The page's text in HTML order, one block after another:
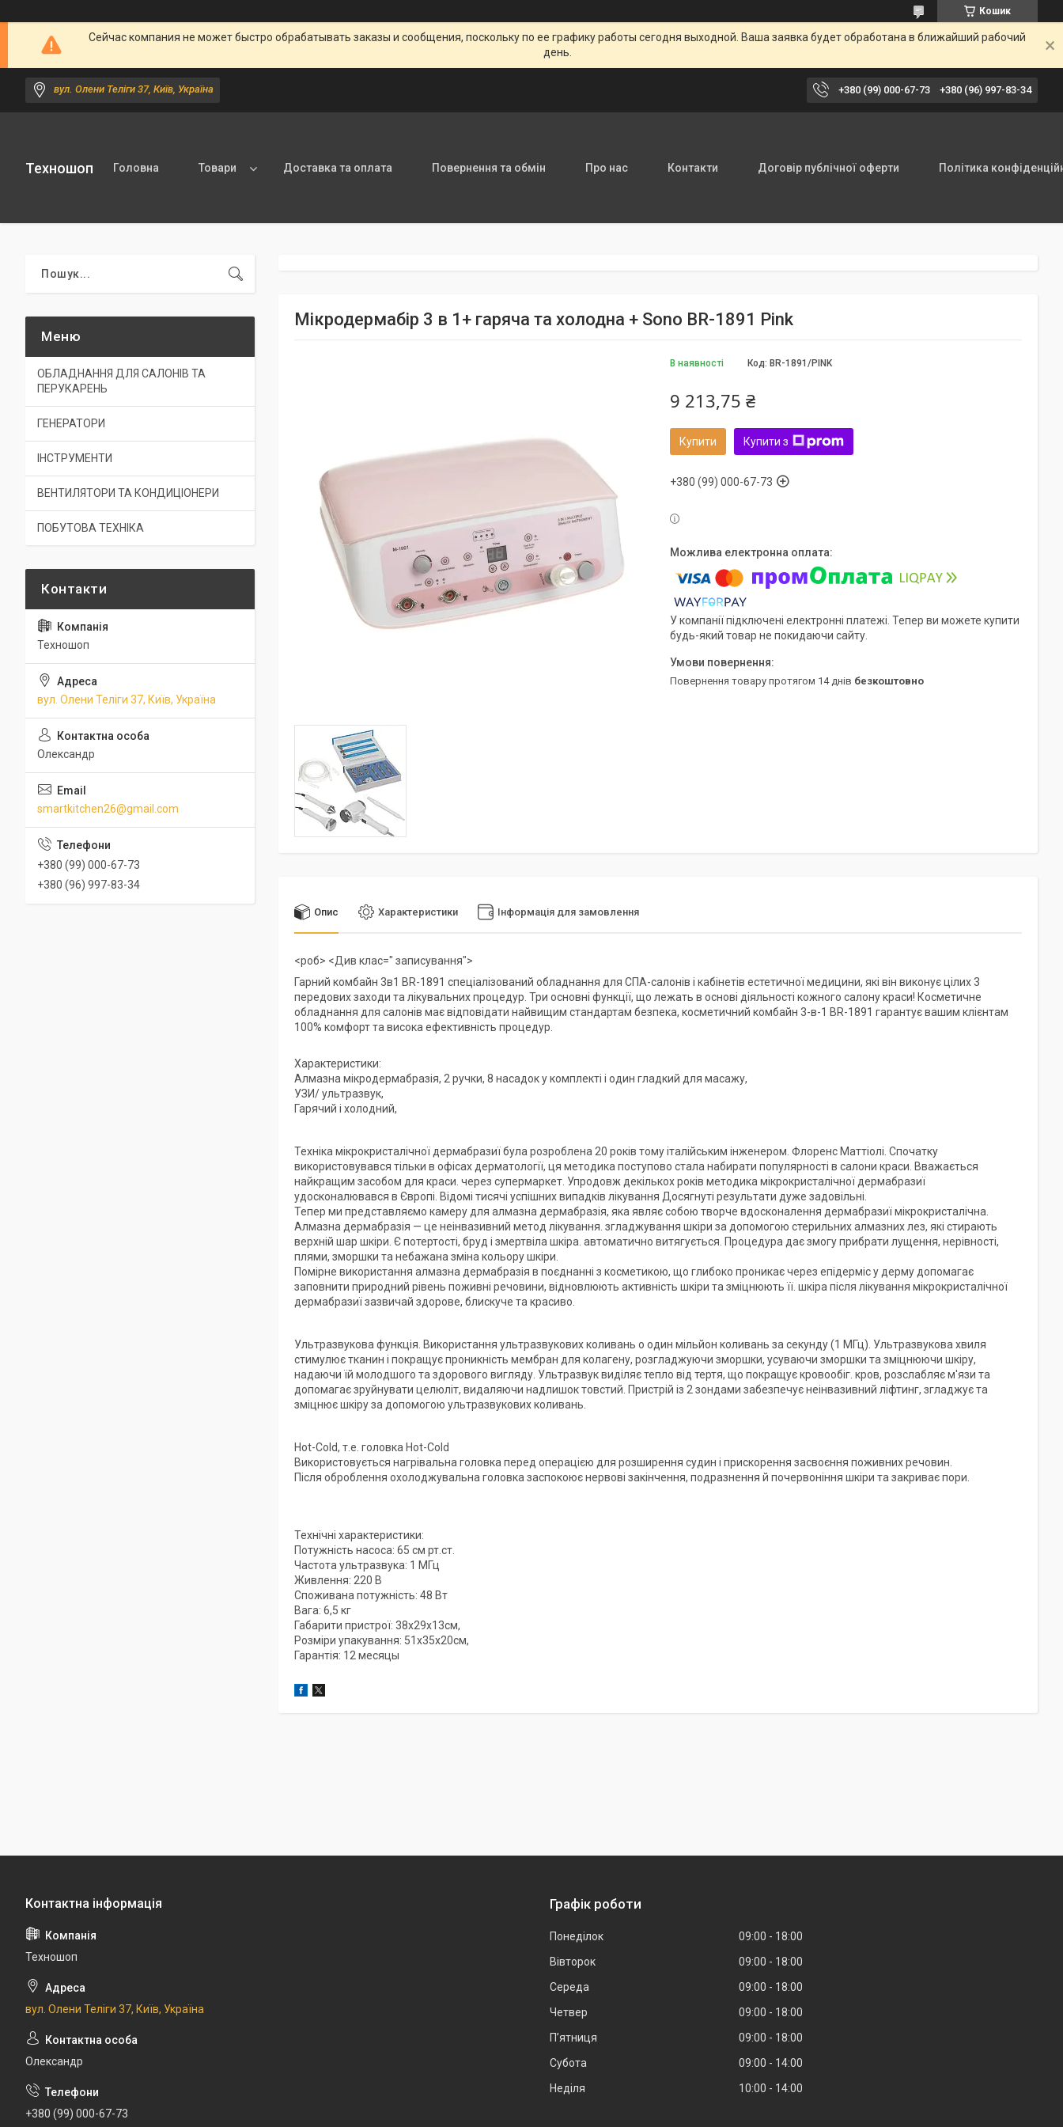
Кошик
Сейчас компания не может быстро обрабатывать заказы и сообщения, поскольку по ее графику работы сегодня выходной. Ваша заявка будет обработана в ближайший рабочий
день.
вул. Олени Теліги 37, Київ, Україна +380 (99) 000-67-73 +380 (96) 997-83-34
Техношоп Головна Товари Доставка та оплата Повернення та обмін Про нас Контакти Договір публічної оферти Політика
Мікродермабір 3 в 1+ гаряча та холодна + Sono BR-1891 Pink
В наявності Код: BR-1891/PINK
9 213,75 ₴
Купити Купити з
+380 (99) 000-67-73
У компанії підключені електронні платежі. Тепер ви можете купити
будь-який товар не покидаючи сайту.
повернення товару протягом 14 днів безкоштовно
Опис Характеристики Інформація для замовлення
<роб> <Див клас=" записування">
Гарний комбайн 3в1 BR-1891 спеціалізований обладнання для СПА-салонів і кабінетів естетичної медицини, які він виконує цілих 3
передових заходи та лікувальних процедур. Три основні функції, що лежать в основі діяльності кожного салону краси! Косметичне
обладнання для салонів має відповідати найвищим стандартам безпека, косметичний комбайн 3-в-1 BR-1891 гарантує вашим клієнтам
100% комфорт та висока ефективність процедур.
Характеристики:
Алмазна мікродермабразія, 2 ручки, 8 насадок у комплекті і один гладкий для масажу,
УЗИ/ ультразвук,
Гарячий і холодний,
Техніка мікрокристалічної дермабразиї була розроблена 20 років тому італійським інженером. Флоренс Маттіолі. Спочатку
використовувався тільки в офісах дерматології, ця методика поступово стала набирати популярності в салони краси. Вважається
найкращим засобом для краси. через супермаркет. Упродовж декількох років методика мікрокристалічної дермабразиї
удосконалювався в Європі. Відомі тисячі успішних випадків лікування Досягнуті результати дуже задовільні.
Тепер ми представляємо камеру для алмазна дермабразія, яка являє собою творче вдосконалення дермабразиї мікрокристалічна.
Алмазна дермабразія — це неінвазивний метод лікування. згладжування шкіри за допомогою стерильних алмазних лез, які стирають
верхній шар шкіри. Є потертості, бруд і змертвіла шкіра. автоматично витягується. Процедура дає змогу прибрати лущення, нерівності,
плями, зморшки та небажана зміна кольору шкіри.
Помірне використання алмазна дермабразія в поєднанні з косметикою, що глибоко проникає через епідерміс у дерму допомагає
заповнити природний рівень поживні речовини, відновлюють активність шкіри та зміцнюють її. шкіра після лікування мікрокристалічної
дермабразиї зазвичай здорове, блискуче та красиво.
Ультразвукова функція. Використання ультразвукових коливань o один мільйон коливань за секунду (1 МГц). Ультразвукова хвиля
стимулює тканин і покращує проникність мембран для колагену, розгладжуючи зморшки, усуваючи зморшки та зміцнюючи шкіру,
надаючи їй молодшого та здорового вигляду. Ультразвук виділяє тепло від тертя, що покращує кровообіг. кров, розслабляє м'язи та
допомагає зруйнувати целюліт, видаляючи надлишок товстий. Пристрій із 2 зондами забезпечує неінвазивний ліфтинг, згладжує та
зміцнює шкіру за допомогою ультразвукових коливань.
Hot-Cold, т.е. головка Hot-Cold
Використовується нагрівальна головка перед операцією для розширення судин і прискорення засвоєння поживних речовин.
Після оброблення охолоджувальна головка заспокоює нервові закінчення, подразнення й почервоніння шкіри та закриває пори.
Технічні характеристики:
Потужність насоса: 65 см рт.ст.
Частота ультразвука: 1 МГц
Живлення: 220 В
Споживана потужність: 48 Вт
Вага: 6,5 кг
Габарити пристрої: 38x29x13см,
Розміри упакування: 51x35x20см,
Гарантія: 12 месяцы
ОБЛАДНАННЯ ДЛЯ САЛОНІВ ТА
ПЕРУКАРЕНЬ
ГЕНЕРАТОРИ
ІНСТРУМЕНТИ
ВЕНТИЛЯТОРИ ТА КОНДИЦІОНЕРИ
ПОБУТОВА ТЕХНІКА
Техношоп
вул. Олени Теліги 37, Київ, Україна
Олександр
smartkitchen26@gmail.com
+380 (99) 000-67-73
+380 (96) 997-83-34
Техношоп
вул. Олени Теліги 37, Київ, Україна
Олександр
+380 (99) 000-67-73
Графік роботи
Понеділок 09:00
18:00
Вівторок
09:00
18:00
Середа
09:00
18:00
Четвер
09:00
18:00
Пʼятниця
09:00
18:00
Субота
09:00
14:00
Неділя
10:00 14:00